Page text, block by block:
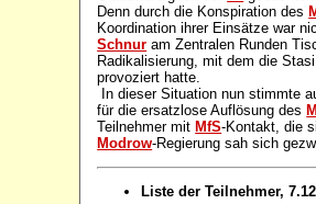
Denn durch die Konspiration des
Koordination ihrer Einsätze war
Schnur am Zentralen Runden
Radikalisierung, mit dem die
provoziert hatte.
In dieser Situation nun stimmte
für die ersatzlose Auflösung des
Teilnehmer mit MfS-Kontakt, die
Modrow-Regierung sah sich
Liste der Teilnehmer,